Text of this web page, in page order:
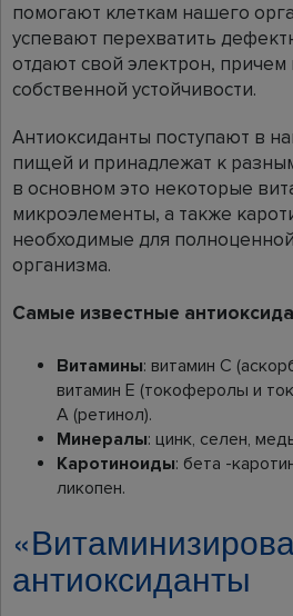
помогают клеткам нашего
успевают перехватить
отдают свой электрон, причем
собственной устойчивости.
Антиоксиданты поступают в
пищей и принадлежат к
в основном это некоторые
микроэлементы, а также
необходимые для
организма.
Самые известные
Витамины: витамин С
витамин Е (токоферолы и
А (ретинол).
Минералы: цинк, селен,
Каротиноиды: бета -
ликопен.
антиоксиданты